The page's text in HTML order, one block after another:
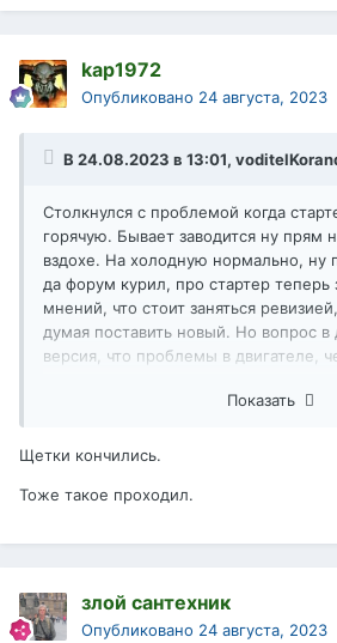
kap1972
Опубликовано 24 августа, 2023
В 24.08.2023 в 13:01,
Столкнулся с проблемой когда
горячую. Бывает заводится ну прям
вздохе. На холодную нормально, ну
да форум курил, про стартер
мнений, что стоит заняться
думая поставить новый. Но вопрос в
версия, что проблемы в двигателе,
именно с такой проблемой, как
снимал, некогда. Проблеме пока
Показать
Щетки кончились.
Тоже такое проходил.
злой сантехник
Опубликовано 24 августа, 2023